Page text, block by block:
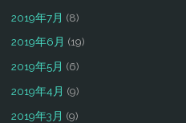
2019年7月 (8)
2019年6月 (19)
2019年5月 (6)
2019年4月 (9)
2019年3月 (9)